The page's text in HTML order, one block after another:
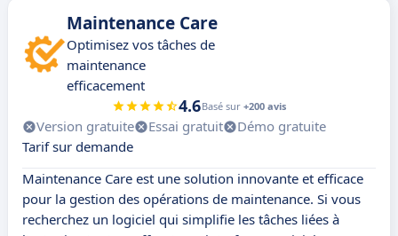
Maintenance Care
Optimisez vos tâches de
maintenance
efficacement
4.6Basé sur +200 avis
Version gratuite Essai gratuit
Démo gratuite
Tarif sur demande
Maintenance Care est une solution innovante et efficace
pour la gestion des opérations de maintenance. Si vous
recherchez un logiciel qui simplifie les tâches liées à